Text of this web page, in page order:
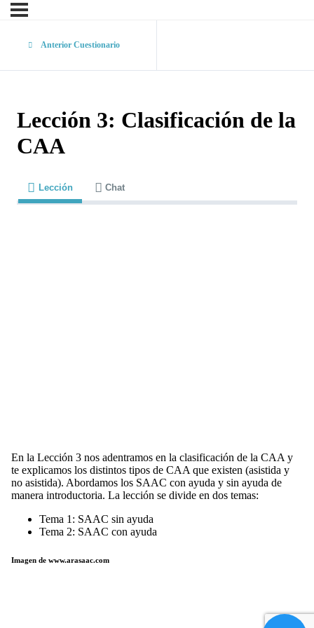
Anterior Cuestionario
Lección 3: Clasificación de la
CAA
Lección Chat
En la Lección 3 nos adentramos en la clasificación de la CAA y
te explicamos los distintos tipos de CAA que existen (asistida y
no asistida). Abordamos los SAAC con ayuda y sin ayuda de
manera introductoria. La lección se divide en dos temas:
Tema 1: SAAC sin ayuda
Tema 2: SAAC con ayuda
Imagen de www.arasaac.com